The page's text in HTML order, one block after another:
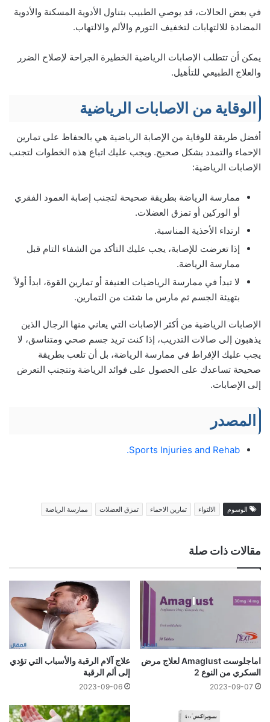
في بعض الحالات، قد يوصي الطبيب بتناول الأدوية المسكنة والأدوية
المضادة للالتهابات لتخفيف التورم والألم والالتهاب.
يمكن أن تتطلب الإصابات الرياضية الخطيرة الجراحة لإصلاح الضرر
والعلاج الطبيعي للتأهيل.
الوقاية من الاصابات الرياضية
أفضل طريقة للوقاية من الإصابة الرياضية هي بالحفاظ على تمارين
الإحماء والتمدد بشكل صحيح. ويجب عليك اتباع هذه الخطوات لتجنب
الإصابات الرياضية:
ممارسة الرياضة بطريقة صحيحة لتجنب إصابة العمود الفقري
أو الوركين أو تمزق العضلات.
ارتداء الأحذية المناسبة.
إذا تعرضت للإصابة، يجب عليك التأكد من الشفاء التام قبل
ممارسة الرياضة.
لا تبدأ في ممارسة الرياضيات العنيفة أو تمارين القوة، ابدأ أولاً
بتهيئة الجسم ثم مارس ما شئت من التمارين.
الإصابات الرياضية من أكثر الإصابات التي يعاني منها الرجال الذين
يذهبون إلى صالات التدريب، إذا كنت تريد جسم صحي ومتناسق، لا
يجب عليك الإفراط في ممارسة الرياضة، بل أن تلعب بطريقة
صحيحة تساعدك على الحصول على فوائد الرياضة وتتجنب التعرض
إلى الإصابات.
المصدر
Sports Injuries and Rehab.
الوسوم الالتواء تمارين الاحماء تمزق العضلات ممارسة الرياضة
مقالات ذات صلة
اماجلوست Amaglust لعلاج مرض
السكري من النوع 2
2023-09-07
علاج آلام الرقبة والأسباب التي تؤدي
إلى ألم الرقبة
2023-09-06